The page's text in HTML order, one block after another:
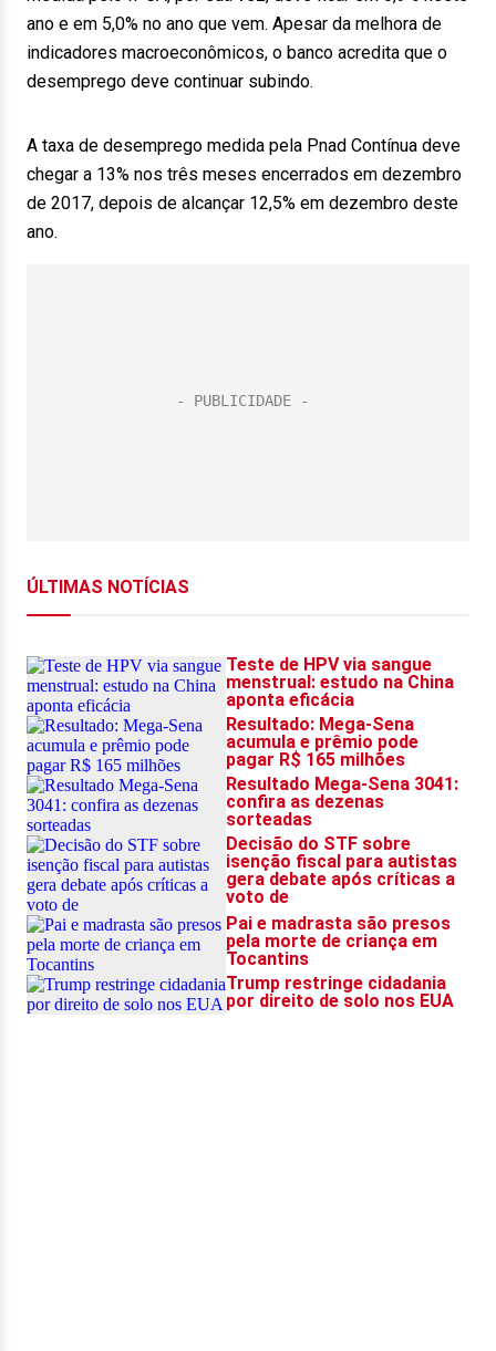
ano e em 5,0% no ano que vem. Apesar da melhora de
indicadores macroeconômicos, o banco acredita que o
desemprego deve continuar subindo.
A taxa de desemprego medida pela Pnad Contínua deve
chegar a 13% nos três meses encerrados em dezembro
de 2017, depois de alcançar 12,5% em dezembro deste
ano.